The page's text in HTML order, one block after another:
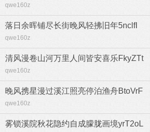
qwe160z
落日余晖铺尽长街晚风轻拂旧年5nclfI
qwe160z
清风漫卷山河万里人间皆安喜乐FkyZTt
qwe160z
晚风携星漫过溪江照亮停泊渔舟BtoVrF
qwe160z
雾锁溪院秋花隐约自成朦胧画境yrT2oL